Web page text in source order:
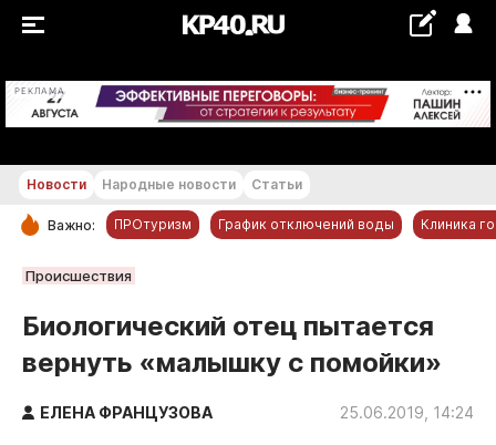
РЕКЛАМА +18...+19 °С
РУБРИКИ
Статьи
Народные новости
Новости Народные новости Статьи
Важно: ПРОтуризм График отключений воды Клиника
Происшествия
Биологический отец пытается
вернуть «малышку с помойки»
ЕЛЕНА ФРАНЦУЗОВА 25.06.2019, 14:24